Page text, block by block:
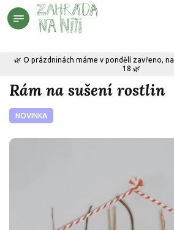
Přejít
na
🌿 O prázdninách máme v pondělí zavřeno,
18 🌿
Rám na sušení rostlin
NOVINKA